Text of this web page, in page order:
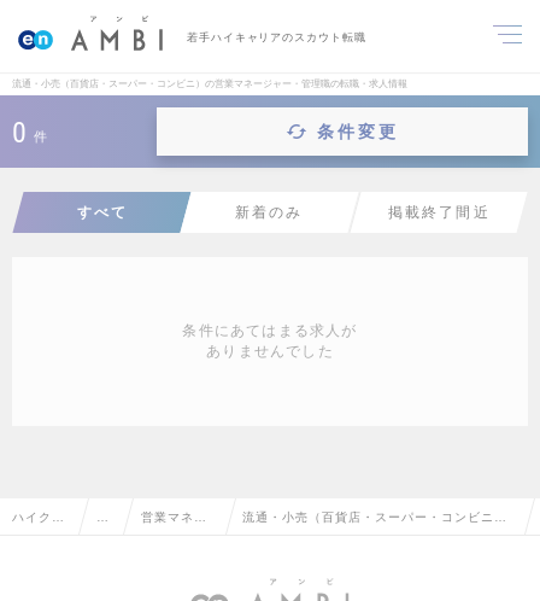
若手ハイキャリアのスカウト転職
流通・小売（百貨店・スーパー・コンビニ）の営業マネージャー・管理職の転職・求人情報
0 件 条件変更
すべて 新着のみ 掲載終了間近
条件にあてはまる求人が
ありませんでした
ハイクラ 営業マネー 流通・小売（百貨店・スーパー・コンビニ）
報一覧